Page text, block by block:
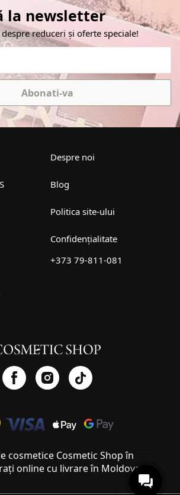
la newsletter
reduceri și oferte speciale!
Abonati-va
Despre noi
Blog
Politica site-ului
Confidențialitate
+373 79-811-081
cosmetice Cosmetic Shop în
online cu livrare în Moldova.